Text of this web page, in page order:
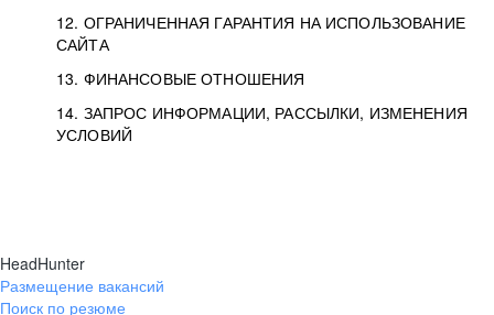
12. ОГРАНИЧЕННАЯ ГАРАНТИЯ НА ИСПОЛЬЗОВАНИЕ
САЙТА
13. ФИНАНСОВЫЕ ОТНОШЕНИЯ
14. ЗАПРОС ИНФОРМАЦИИ, РАССЫЛКИ, ИЗМЕНЕНИЯ
УСЛОВИЙ
HeadHunter
Размещение вакансий
Поиск по резюме